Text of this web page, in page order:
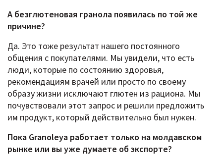
А безглютеновая гранола появилась по той же
причине?
Да. Это тоже результат нашего постоянного
общения с покупателями. Мы увидели, что есть
люди, которые по состоянию здоровья,
рекомендациям врачей или просто по своему
образу жизни исключают глютен из рациона. Мы
почувствовали этот запрос и решили предложить
им продукт, который действительно был нужен.
Пока Granoleya работает только на молдавском
рынке или вы уже думаете об экспорте?